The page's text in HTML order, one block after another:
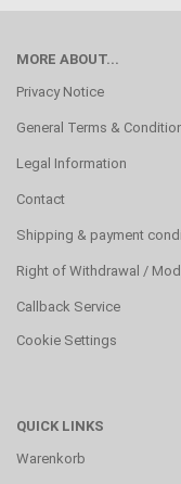
MORE ABOUT...
Privacy Notice
General Terms &
Legal Information
Contact
Shipping & payment
Right of Withdrawal /
Callback Service
Cookie Settings
QUICK LINKS
Warenkorb